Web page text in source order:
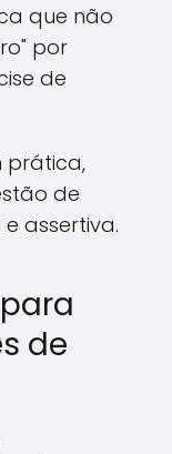
que não
por
de
prática,
de
assertiva.
de